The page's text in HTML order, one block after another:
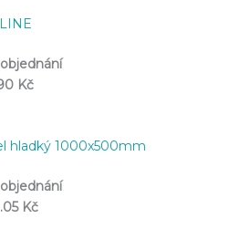
Kč
hladký 1000x500mm
Kč